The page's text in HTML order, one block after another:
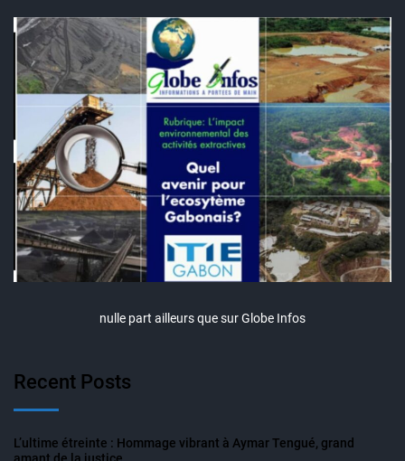
nulle part ailleurs que sur Globe Infos
Recent Posts
L’ultime étreinte : Hommage vibrant à Aymar Tengué, grand
amant de la justice